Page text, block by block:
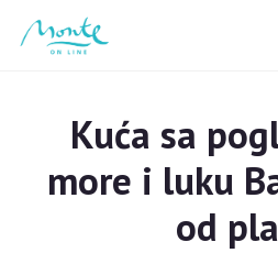
Kuća sa
more i luku
od